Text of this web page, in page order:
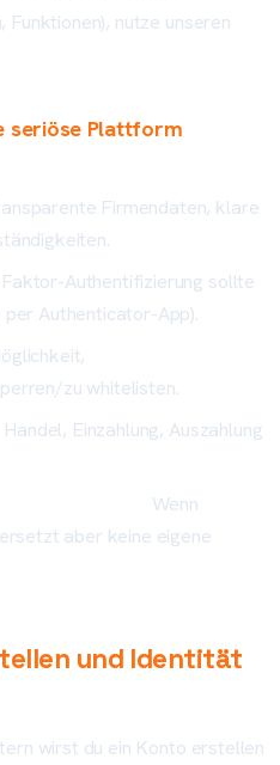
Funktionen), nutze unseren
seriöse Plattform
Firmendaten, klare
Authentifizierung sollte
Authenticator-App).
zu whitelisten.
Handel, Einzahlung, Auszahlung
Wenn
aber keine eigene
und Identität
wirst du ein Konto erstellen